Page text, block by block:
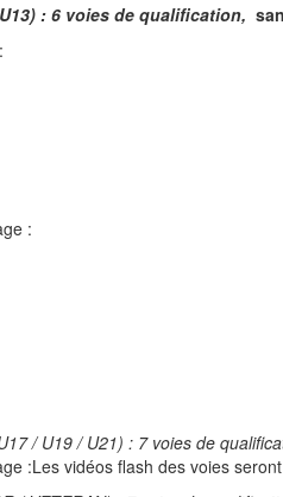
: 6 voies de qualification,
:
/ U19 / U21) : 7 voies de
:Les vidéos flash des voies